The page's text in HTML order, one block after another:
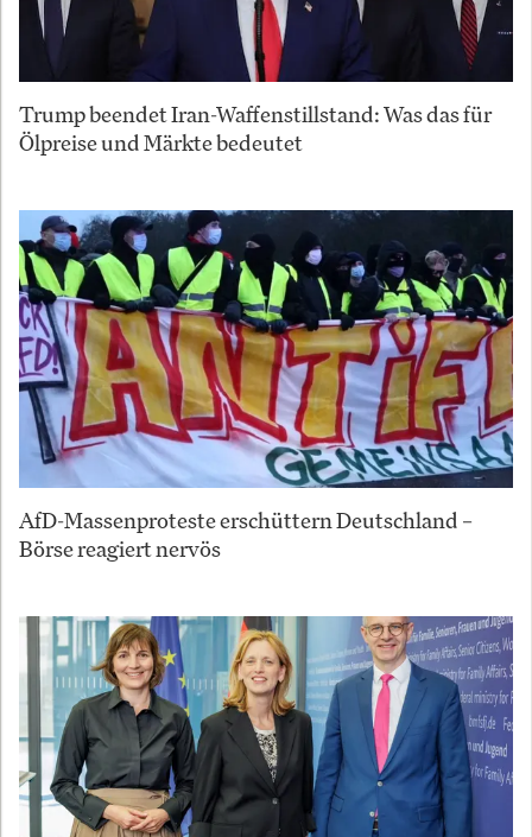
Trump beendet Iran-Waffenstillstand: Was das für
Ölpreise und Märkte bedeutet
AfD-Massenproteste erschüttern Deutschland –
Börse reagiert nervös